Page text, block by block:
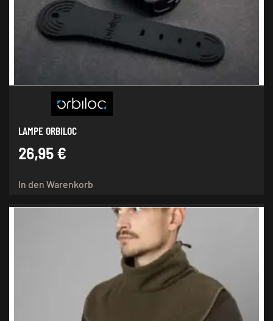
LAMPE ORBILOC
26,95 €
In den Warenkorb